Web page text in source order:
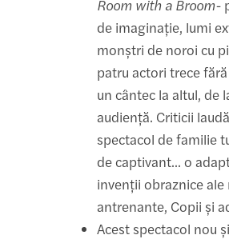
Room with a Broom-
de imaginație, lumi
monștri de noroi cu
patru actori trece
un cântec la altul, de
audiență. Criticii
spectacol de familie
de captivant... o
invenții obraznice
antrenante, Copii și
Acest spectacol nou